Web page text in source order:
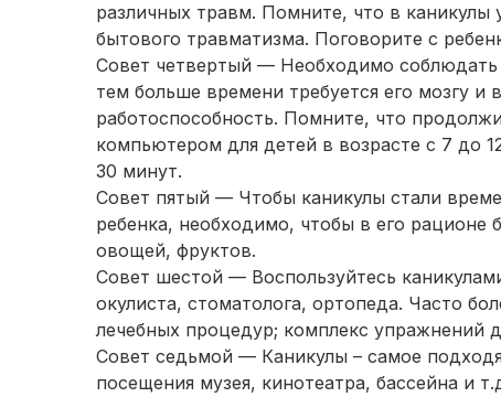
различных травм. Помните, что в каникулы
бытового травматизма. Поговорите с
Совет четвертый — Необходимо
тем больше времени требуется его мозгу
работоспособность. Помните, что
компьютером для детей в возрасте с 7 до
30 минут.
Совет пятый — Чтобы каникулы стали
ребенка, необходимо, чтобы в его
овощей, фруктов.
Совет шестой — Воспользуйтесь
окулиста, стоматолога, ортопеда. Часто
лечебных процедур; комплекс упражнений
Совет седьмой — Каникулы – самое
посещения музея, кинотеатра, бассейна и